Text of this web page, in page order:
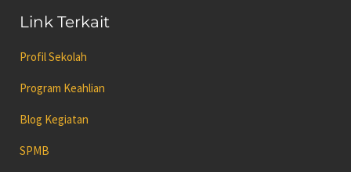
Link Terkait
Profil Sekolah
Program Keahlian
Blog Kegiatan
SPMB